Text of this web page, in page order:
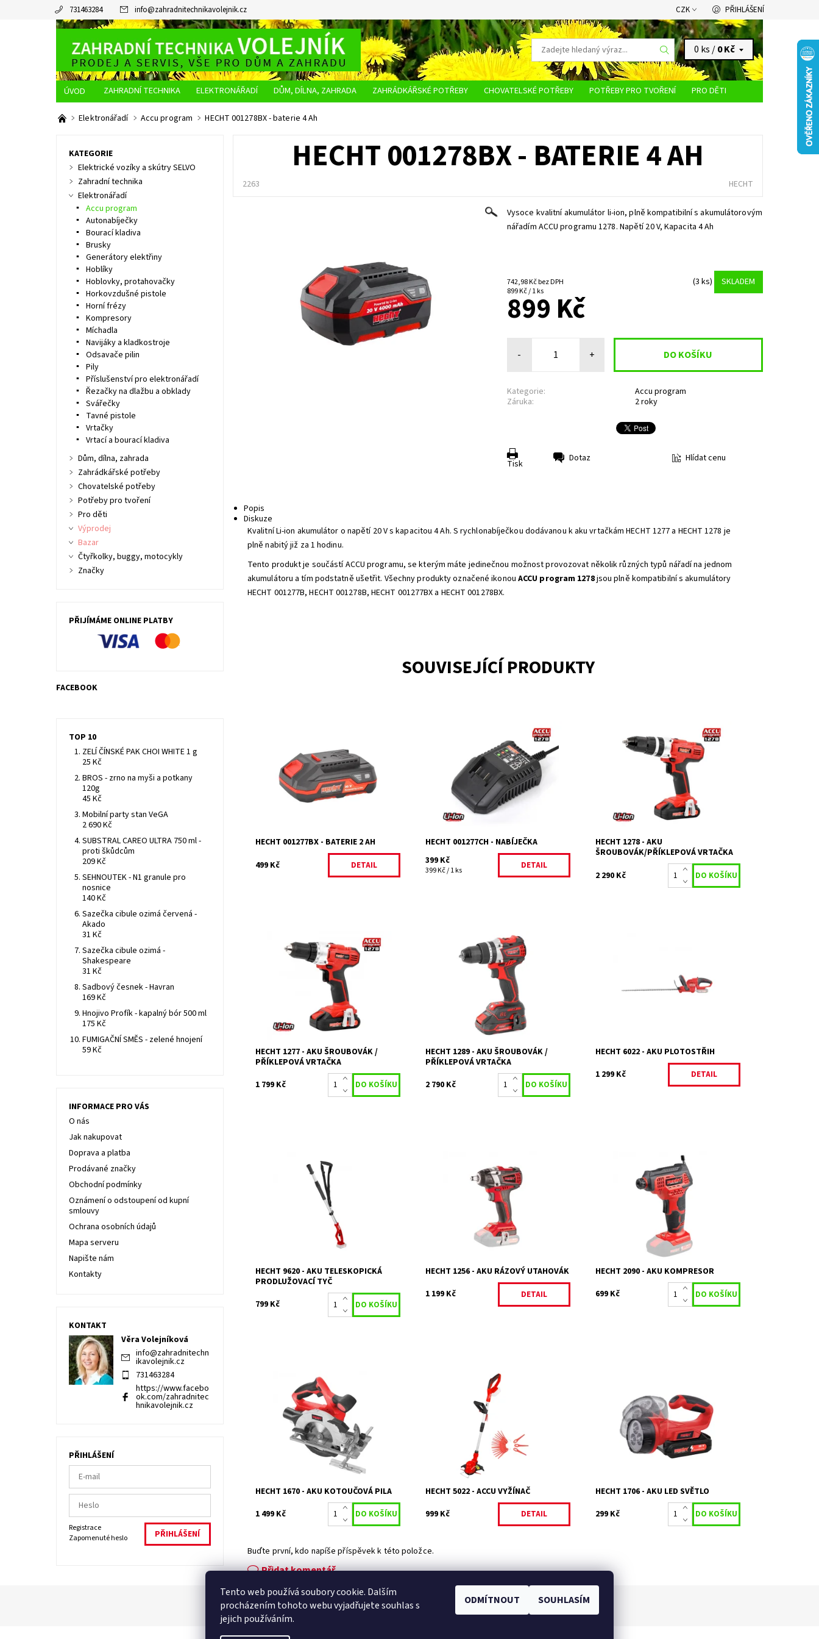
731463284 info@zahradnitechnikavolejnik.cz CZK PŘIHLÁŠENÍ
0 ks /0 Kč
ZAHRADNÍ TECHNIKA ELEKTRONÁŘADÍ DŮM, DÍLNA, ZAHRADA ZAHRÁDKÁŘSKÉ POTŘEBY CHOVATELSKÉ POTŘEBY POTŘEBY PRO TVOŘENÍ
PRO DĚTI
O NÁS
JAK NAKUPOVAT DOPRAVA A PLATBA OBCHODNÍ PODMÍNKY
Elektronářadí Accu program HECHT 001278BX - baterie 4 Ah
HECHT 001278BX - BATERIE 4 AH
2263 HECHT
Vysoce kvalitní akumulátor li-ion, plně kompatibilní s akumulátorovým
nářadím ACCU programu 1278. Napětí 20 V, Kapacita 4 Ah
742,98 Kč bez DPH
899 Kč / 1 ks
(3 ks) SKLADEM
899 Kč
- +
Kategorie:
Accu program
Záruka:
2 roky
Tisk Dotaz Hlídat cenu
Popis
Diskuze
Kvalitní Li-ion akumulátor o napětí 20 V s kapacitou 4 Ah. S rychlonabíječkou dodávanou k aku vrtačkám HECHT 1277 a HECHT 1278 je
plně nabitý již za 1 hodinu.
Tento produkt je součástí ACCU programu, se kterým máte jedinečnou možnost provozovat několik různých typů nářadí na jednom
akumulátoru a tím podstatně ušetřit. Všechny produkty označené ikonou ACCU program 1278jsou plně kompatibilní s akumulátory
HECHT 001277B, HECHT 001278B, HECHT 001277BX a HECHT 001278BX.
SOUVISEJÍCÍ PRODUKTY
programu 1278
Dostupnost:
Momentálně
nedostupné
2260
HECHT
HECHT 001277BX - BATERIE 2 AH
499 Kč
DETAIL
Nabíječka pro akumulátory 001277B a
001278B - ACCU program 1277
Dostupnost:
Momentálně
nedostupné
2275
Značka:
HECHT
Záruka:
2 roky
HECHT 001277CH - NABÍJEČKA
399 Kč
399 Kč / 1 ks DETAIL
Elektrický AKU šroubovák/příklepová
vrtačka. Napětí 20 V. Baterie LI-ion, 2 Ah.
Otáčky bez zatížení 0 - 350/ 0 - 1250
ot./min. Příklep 0-525/0-1875...
Skladem 1
311
Značka:
HECHT
Záruka:
2 roky
HECHT 1278 - AKU
ŠROUBOVÁK/PŘÍKLEPOVÁ VRTAČKA
2 290 Kč
Elektrický AKU šroubovák s funkcí
vrtačky. Napětí 20 V. Baterie LI-ion, 1,5
Ah. Otáčky bez zatížení 0 - 350/ 0 - 1250
ot./min. Max. kroutící moment...
Skladem 2
2277
Značka:
HECHT
Záruka:
2 roky
HECHT 1277 - AKU ŠROUBOVÁK /
PŘÍKLEPOVÁ VRTAČKA
1 799 Kč
Elektrický AKU šroubovák / příklepová
vrtačka. Napětí 20 V. 2 x baterie Li-ion 2
Skladem 1
11088
HECHT
2 roky
HECHT 1289 - AKU ŠROUBOVÁK /
PŘÍKLEPOVÁ VRTAČKA
2 790 Kč
střihu 15mm. Napětí 20V. Hmotnost 3kg.
ACCU program 1278. Akumulátor...
HECHT 6022 - AKU PLOTOSTŘIH
1 299 Kč
DETAIL
Teleskopická násada s ramenním
popruhem. Délka: 115 - 155 cm Určeno
pro HECHT 9520 a HECHT 6520.
Akumulátor a nabíječka nejsou...
Na objednání,
skladem do 5 dnů
HECHT 9620 - AKU TELESKOPICKÁ
PRODLUŽOVACÍ TYČ
799 Kč
Akumulátorový rázový utahovák. Max.
kroutící moment 300 N.m. Upínání
1/2". Baterie není součástí dodávky..
Momentálně
nedostupné
15206
HECHT
2 roky
HECHT 1256 - AKU RÁZOVÝ UTAHOVÁK
1 199 Kč
DETAIL
Akumulátorový kompresor napájený
akumulátorem o napětí 20 V. Max tlak 7
bar. Kompatibilní s ACCU programem
1278 - Akumulátor a nabíječka nejsou...
Skladem 2
16424
HECHT
2 roky
HECHT 2090 - AKU KOMPRESOR
699 Kč
Akumulátorová okružní pila s motorem
o naptí 20 V. Otáčky bez zatížení 4200
ot./min. Průměr kotouče 150 mm. Řezná
hlubka 48 mm. Hmotnost 2,37 kg....
Dostupnost:
Skladem 1
3246
HECHT
2 roky
HECHT 1670 - AKU KOTOUČOVÁ PILA
1 499 Kč
Akumulátorový planžetový vyžínač
trávníku. Baterie a nabíječka není
Momentálně
nedostupné
18815
HECHT
2 roky
HECHT 5022 - ACCU VYŽÍNAČ
999 Kč
DETAIL
intenzitě světla 260 lumenů. Doba
svícení cca 18 hodin. Hmotnost 247 g.
Baterie a nabíječka nejsou...
Dostupnost:
Skladem 2
19286
HECHT
HECHT 1706 - AKU LED SVĚTLO
299 Kč
Buďte první, kdo napíše příspěvek k této položce.
Přidat komentář
KATEGORIE
Elektrické vozíky a skútry SELVO
Zahradní technika
Elektronářadí
Accu program
Autonabíječky
Bourací kladiva
Brusky
Generátory elektřiny
Hoblíky
Hoblovky, protahovačky
Horkovzdušné pistole
Horní frézy
Kompresory
Míchadla
Navijáky a kladkostroje
Odsavače pilin
Pily
Příslušenství pro elektronářadí
Řezačky na dlažbu a obklady
Svářečky
Tavné pistole
Vrtačky
Vrtací a bourací kladiva
Dům, dílna, zahrada
Zahrádkářské potřeby
Chovatelské potřeby
Potřeby pro tvoření
Pro děti
Výprodej
Bazar
Čtyřkolky, buggy, motocykly
Značky
PŘIJÍMÁME ONLINE PLATBY
FACEBOOK
TOP 10
ZELÍ ČÍNSKÉ PAK CHOI WHITE 1 g
25 Kč
BROS - zrno na myši a potkany
120g
45 Kč
Mobilní party stan VeGA
2 690 Kč
SUBSTRAL CAREO ULTRA 750 ml -
proti škůdcům
209 Kč
SEHNOUTEK - N1 granule pro
nosnice
140 Kč
Sazečka cibule ozimá červená -
Akado
31 Kč
Sazečka cibule ozimá -
Shakespeare
31 Kč
Sadbový česnek - Havran
169 Kč
Hnojivo Profík - kapalný bór 500 ml
175 Kč
FUMIGAČNÍ SMĚS - zelené hnojení
59 Kč
INFORMACE PRO VÁS
O nás
Jak nakupovat
Doprava a platba
Prodávané značky
Obchodní podmínky
Oznámení o odstoupení od kupní
smlouvy
Ochrana osobních údajů
Mapa serveru
Napište nám
Kontakty
KONTAKT
Věra Volejníková
info@zahradnitechn
ikavolejnik.cz
731463284
https://www.facebo
ok.com/zahradnitec
hnikavolejnik.cz
PŘIHLÁŠENÍ
Registrace
Zapomenuté heslo
Facebook | Heureka.cz Zboží.cz
Tento web používá soubory cookie. Dalším
procházením tohoto webu vyjadřujete souhlas s
jejich používáním.
ODMÍTNOUT SOUHLASÍM